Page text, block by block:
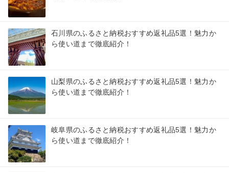
石川県のふるさと納税おすすめ返礼品5選！魅力か
ら使い道まで徹底紹介！
山梨県のふるさと納税おすすめ返礼品5選！魅力か
ら使い道まで徹底紹介！
岐阜県のふるさと納税おすすめ返礼品5選！魅力か
ら使い道まで徹底紹介！